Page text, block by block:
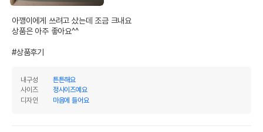
아깽이에게 쓰려고 샀는데 조금 크내요
상품은 아주 좋아요^^
#상품후기
내구성
튼튼해요
사이즈
정사이즈예요
디자인
마음에 들어요